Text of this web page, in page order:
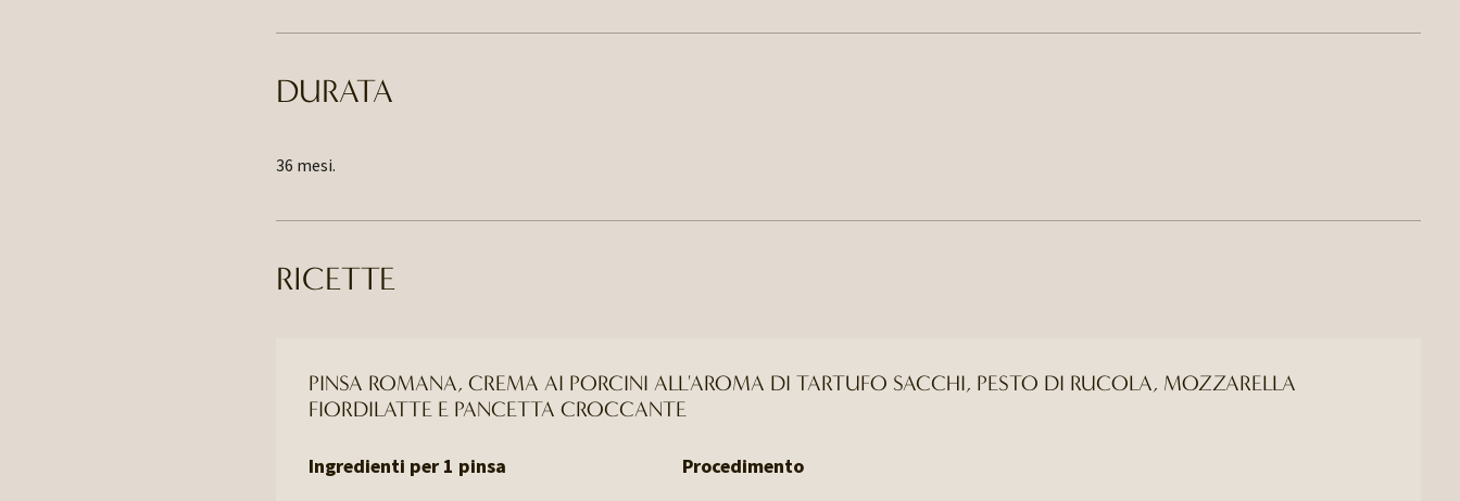
DURATA
36 mesi.
RICETTE
PINSA ROMANA, CREMA AI PORCINI ALL'AROMA DI TARTUFO SACCHI, PESTO DI RUCOLA, MOZZARELLA
FIORDILATTE E PANCETTA CROCCANTE
Ingredienti per 1 pinsa Procedimento